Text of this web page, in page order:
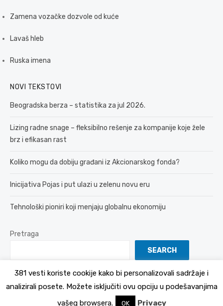
Zamena vozačke dozvole od kuće
Lavaš hleb
Ruska imena
NOVI TEKSTOVI
Beogradska berza – statistika za jul 2026.
Lizing radne snage – fleksibilno rešenje za kompanije koje žele
brz i efikasan rast
Koliko mogu da dobiju građani iz Akcionarskog fonda?
Inicijativa Pojas i put ulazi u zelenu novu eru
Tehnološki pioniri koji menjaju globalnu ekonomiju
Pretraga
SEARCH
Politika Privatnosti
381 vesti koriste cookije kako bi personalizovali sadržaje i
analizirali posete. Možete isključiti ovu opciju u podešavanjima
vašeg browsera.
OK Privacy